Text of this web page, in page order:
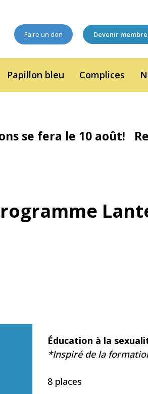
Faire un don Devenir membre
Papillon bleu Complices
se fera le 10 août!
Éducation à la
*Inspiré de la
8 places